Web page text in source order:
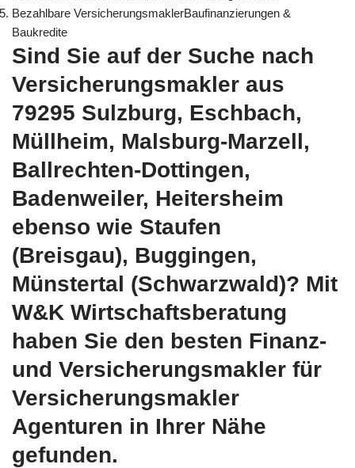
Bezahlbare VersicherungsmaklerBaufinanzierungen &
Baukredite
Sind Sie auf der Suche nach
Versicherungsmakler aus
79295 Sulzburg, Eschbach,
Müllheim, Malsburg-Marzell,
Ballrechten-Dottingen,
Badenweiler, Heitersheim
ebenso wie Staufen
(Breisgau), Buggingen,
Münstertal (Schwarzwald)? Mit
W&K Wirtschaftsberatung
haben Sie den besten Finanz-
und Versicherungsmakler für
Versicherungsmakler
Agenturen in Ihrer Nähe
gefunden.